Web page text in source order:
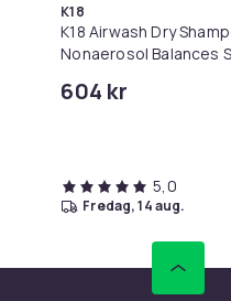
K18
K18 Airwash Dry
Nonaerosol Balances
604 kr
5,0
fredag, 14 aug.